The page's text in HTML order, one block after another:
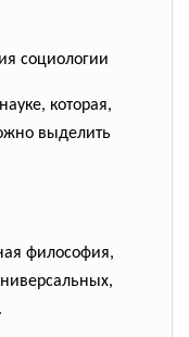
социологии
которая,
выделить
философия,